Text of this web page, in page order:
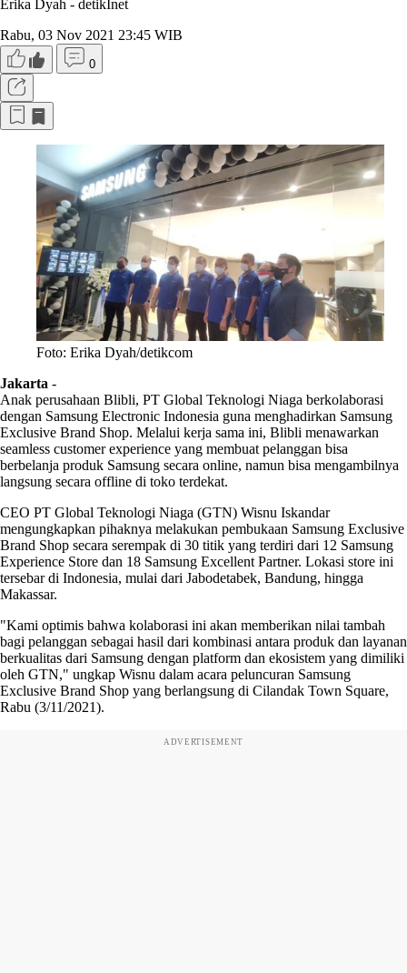
Erika Dyah - detikInet
Rabu, 03 Nov 2021 23:45 WIB
0
Foto: Erika Dyah/detikcom
Jakarta -
Anak perusahaan Blibli, PT Global Teknologi Niaga berkolaborasi
dengan Samsung Electronic Indonesia guna menghadirkan Samsung
Exclusive Brand Shop. Melalui kerja sama ini, Blibli menawarkan
seamless customer experience yang membuat pelanggan bisa
berbelanja produk Samsung secara online, namun bisa mengambilnya
langsung secara offline di toko terdekat.
CEO PT Global Teknologi Niaga (GTN) Wisnu Iskandar
mengungkapkan pihaknya melakukan pembukaan Samsung Exclusive
Brand Shop secara serempak di 30 titik yang terdiri dari 12 Samsung
Experience Store dan 18 Samsung Excellent Partner. Lokasi store ini
tersebar di Indonesia, mulai dari Jabodetabek, Bandung, hingga
Makassar.
"Kami optimis bahwa kolaborasi ini akan memberikan nilai tambah
bagi pelanggan sebagai hasil dari kombinasi antara produk dan layanan
berkualitas dari Samsung dengan platform dan ekosistem yang dimiliki
oleh GTN," ungkap Wisnu dalam acara peluncuran Samsung
Exclusive Brand Shop yang berlangsung di Cilandak Town Square,
Rabu (3/11/2021).
ADVERTISEMENT